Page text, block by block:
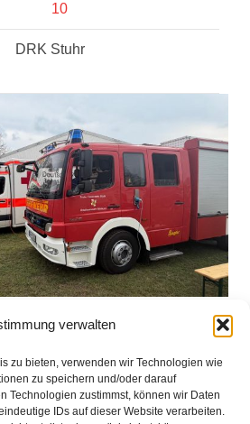
verwalten
zu bieten, verwenden wir Technologien wie
zu speichern und/oder darauf
Technologien zustimmst, können wir Daten
IDs auf dieser Website verarbeiten.
10
DRK Stuhr
vor.